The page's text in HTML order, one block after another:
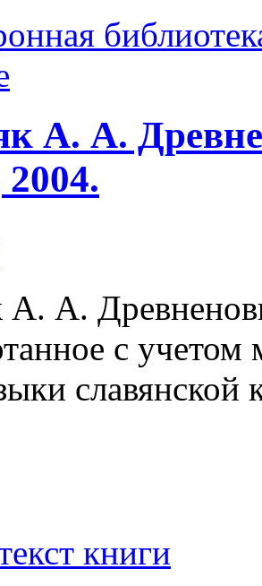
А. А.
А. А.
с
славянской
книги